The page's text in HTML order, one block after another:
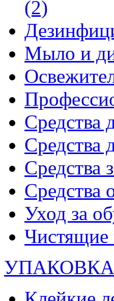
(2)
Мыло и
Средства
Средства
Средства
Средства
Уход за
УПАКОВКА